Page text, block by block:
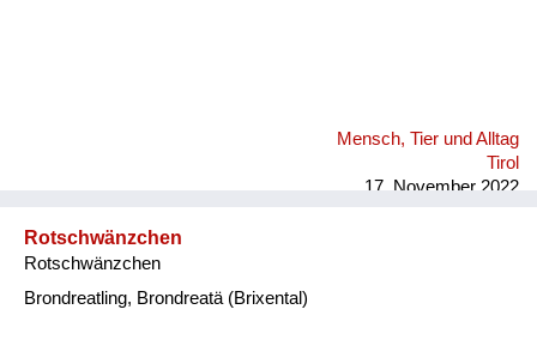
Mensch, Tier und Alltag
Tirol
17. November 2022
Rotschwänzchen
Rotschwänzchen
Brondreatling, Brondreatä (Brixental)